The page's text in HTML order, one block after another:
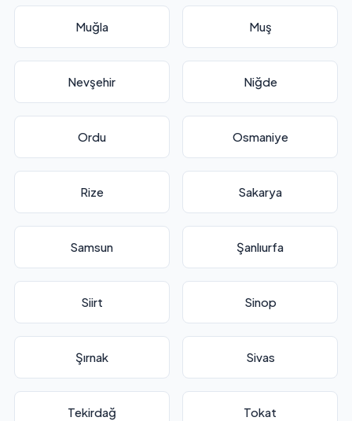
Muğla Muş
Nevşehir Niğde
Ordu Osmaniye
Rize Sakarya
Samsun Şanlıurfa
Siirt Sinop
Şırnak Sivas
Tekirdağ Tokat